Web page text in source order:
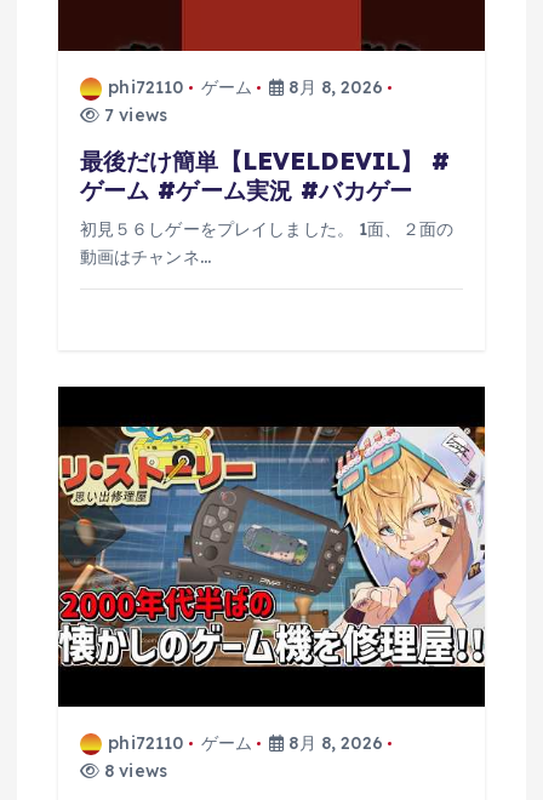
phi72110 ゲーム
8月 8, 2026
7 views
最後だけ簡単【LEVELDEVIL】 #
ゲーム #ゲーム実況 #バカゲー
初見５６しゲーをプレイしました。 1面、２面の
動画はチャンネ…
phi72110 ゲーム
8月 8, 2026
8 views